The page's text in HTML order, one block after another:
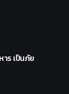
ร เป็นภัย